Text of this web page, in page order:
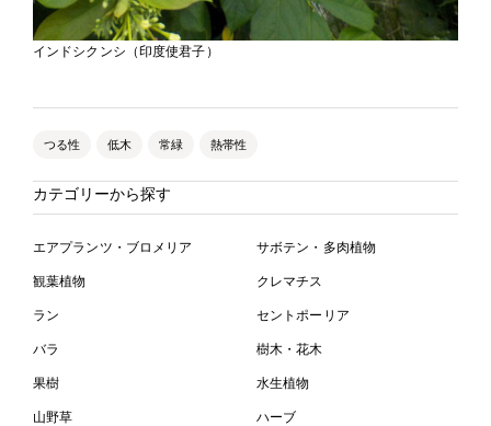
インドシクンシ（印度使君子）
つる性 低木 常緑 熱帯性
カテゴリーから探す
エアプランツ・ブロメリア サボテン・多肉植物
観葉植物 クレマチス
ラン セントポーリア
バラ 樹木・花木
果樹 水生植物
山野草 ハーブ